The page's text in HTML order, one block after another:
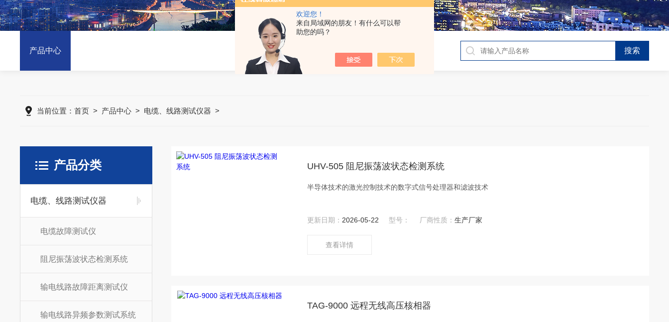
欢迎您！
来自局域网的朋友！有什么可以帮
助您的吗？
产品中心
当前位置：首页 > 产品中心 > 电缆、线路测试仪器 >
产品分类
电缆、线路测试仪器
电缆故障测试仪
阻尼振荡波状态检测系统
输电线路故障距离测试仪
输电线路异频参数测试系统
UHV-505 阻尼振荡波状态检测系统
半导体技术的激光控制技术的数字式信号处理器和滤波技术
更新日期： 2026-05-22 型号： 厂商性质：生产厂家
查看详情
TAG-9000 远程无线高压核相器